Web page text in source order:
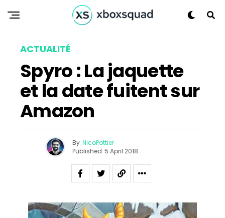
ACTUALITÉ
Spyro : La jaquette
et la date fuitent sur
Amazon
By NicoPottier
Published 5 April 2018
Pinterest
Whatsapp
Email